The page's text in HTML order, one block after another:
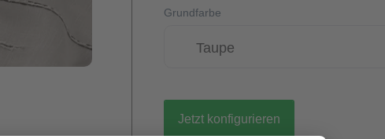
Grundfarbe
Taupe
Jetzt konfigurieren